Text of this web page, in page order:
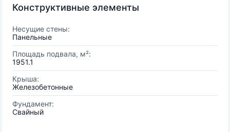
Конструктивные элементы
Несущие стены:
Панельные
Площадь подвала, м²:
1951.1
Крыша:
Железобетонные
Фундамент:
Свайный